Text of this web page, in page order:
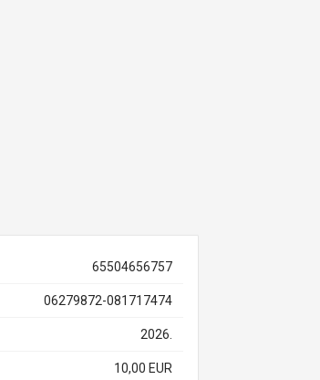
65504656757
06279872-081717474
2026.
10,00 EUR